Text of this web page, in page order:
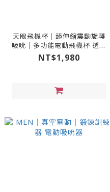
天眼飛機杯｜舔伸縮震動旋轉
吸吮｜多功能電動飛機杯 透黑
色
NT$1,980